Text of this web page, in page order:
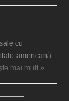
cu
americană
mai mult »